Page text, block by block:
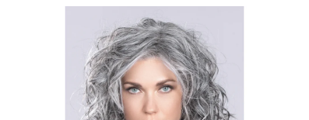
0,0
z
5
hvězdiček.